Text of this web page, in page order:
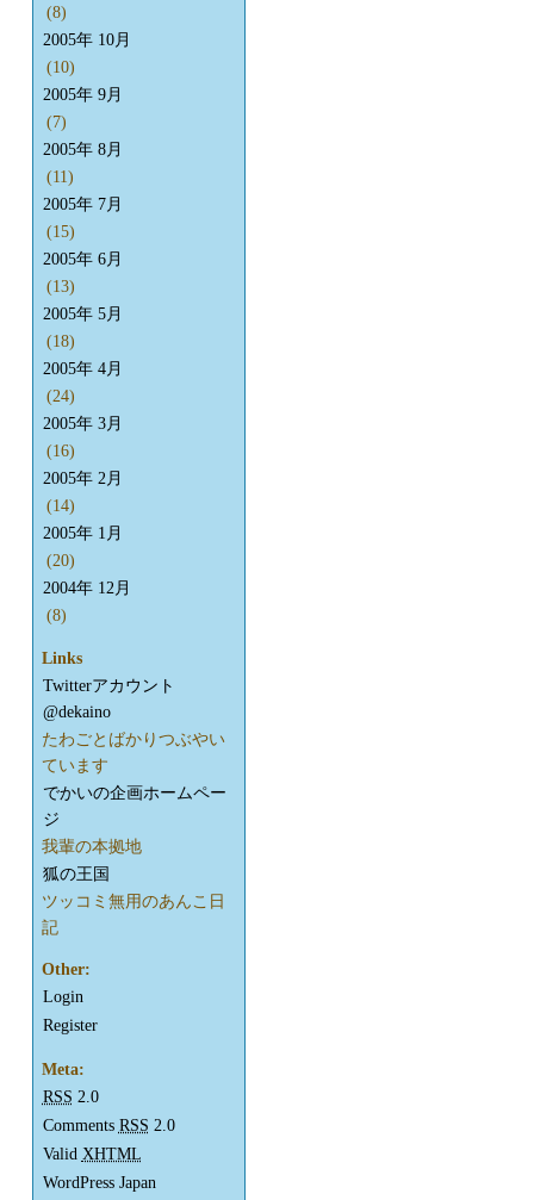
(8)
2005年 10月
(10)
2005年 9月
(7)
2005年 8月
(11)
2005年 7月
(15)
2005年 6月
(13)
2005年 5月
(18)
2005年 4月
(24)
2005年 3月
(16)
2005年 2月
(14)
2005年 1月
(20)
2004年 12月
(8)
Links
Twitterアカウント
@dekaino
たわごとばかりつぶやい
ています
でかいの企画ホームペー
ジ
我輩の本拠地
狐の王国
ツッコミ無用のあんこ日
記
Other:
Login
Register
Meta:
RSS 2.0
Comments RSS 2.0
Valid XHTML
WordPress Japan